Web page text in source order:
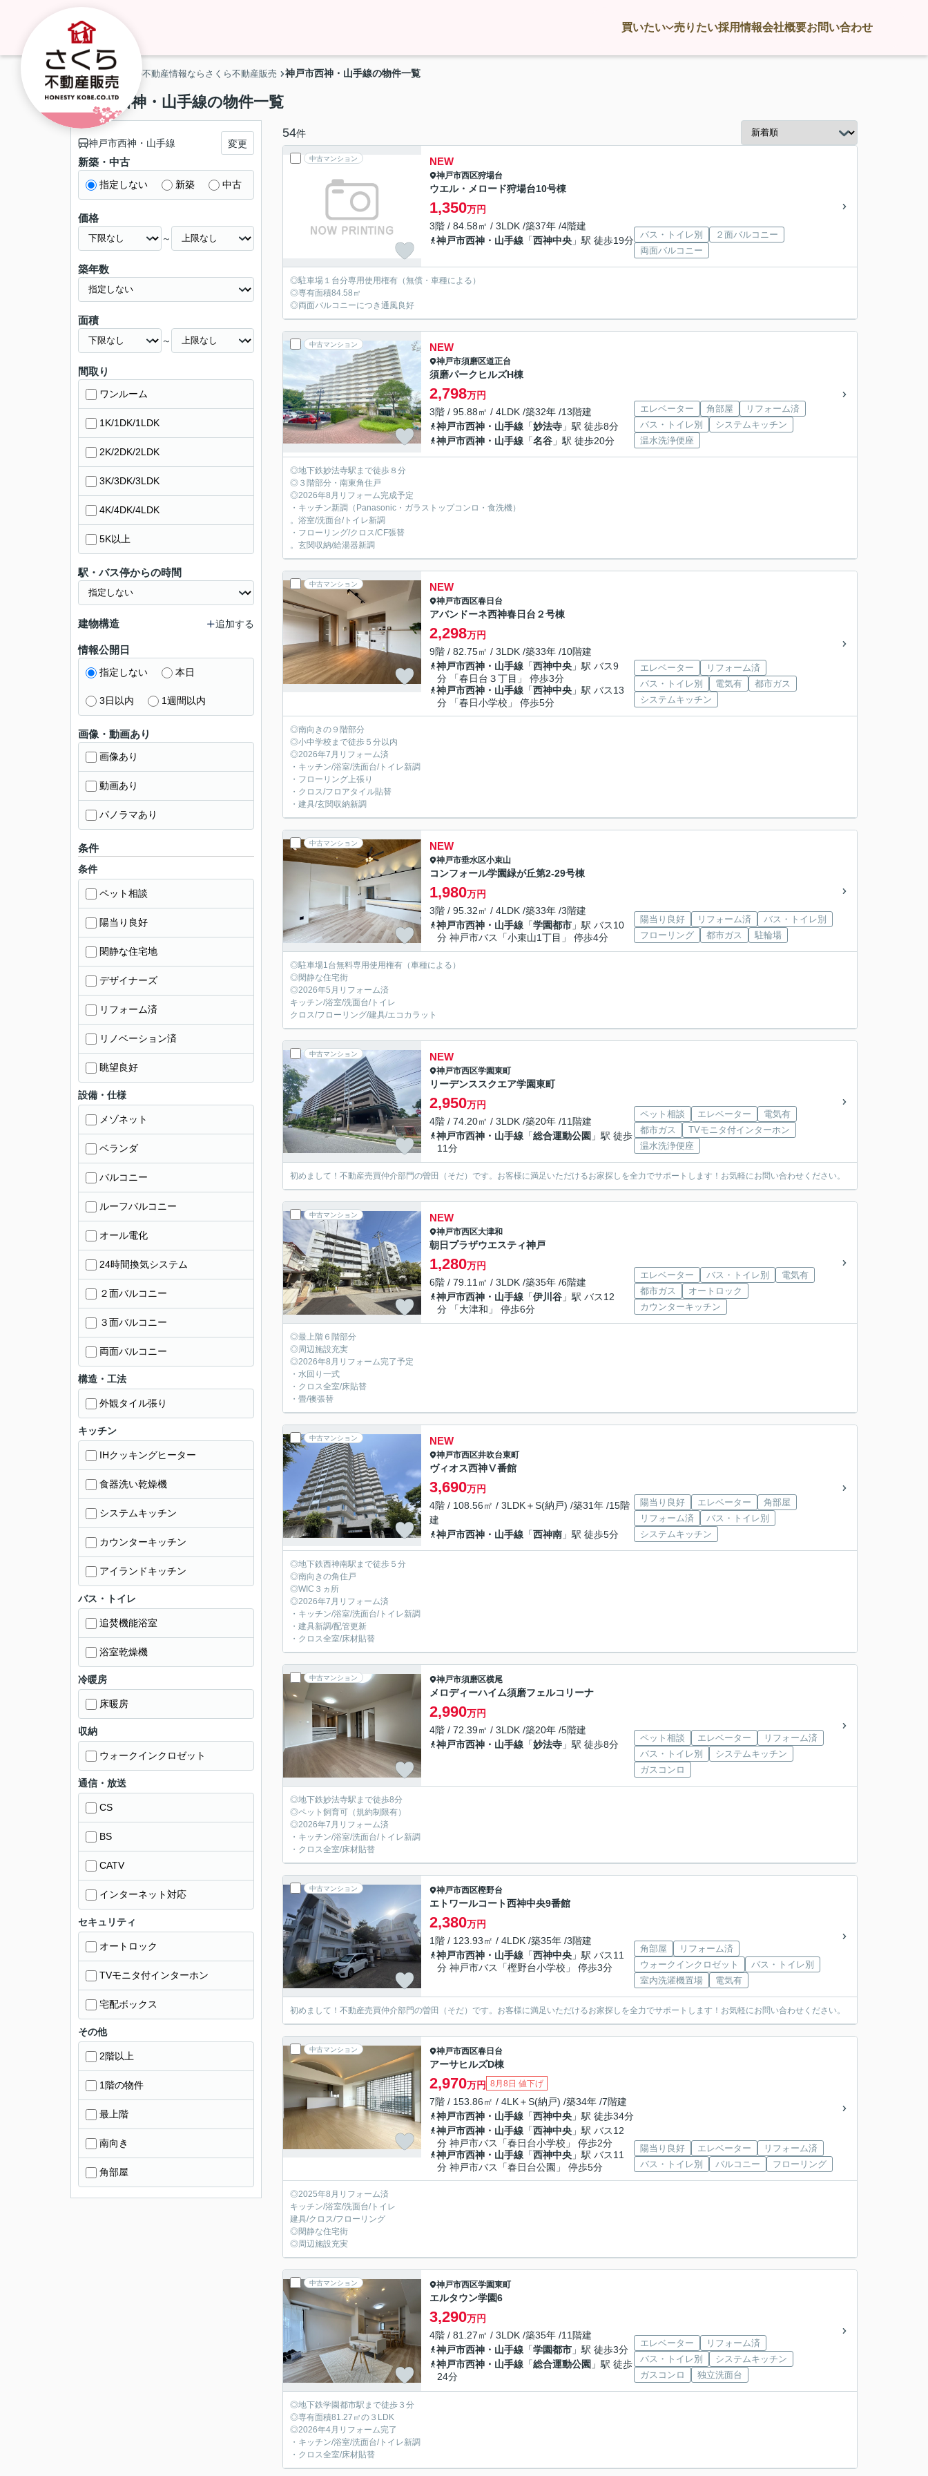
買いたい 売りたい採用情報会社概要お問い合わせ
神戸市・明石市の不動産情報ならさくら不動産販売 神戸市西神・山手線の物件一覧
神戸市西神・山手線の物件一覧
54件
中古マンション NEW
神戸市西区狩場台
ウエル・メロード狩場台10号棟
1,350万円
3階 / 84.58㎡ / 3LDK /築37年 /4階建
神戸市西神・山手線 「西神中央 」駅 徒歩19分
バス・トイレ別
２面バルコニー
両面バルコニー
◎駐車場１台分専用使用権有（無償・車種による）
◎専有面積84.58㎡
◎両面バルコニーにつき通風良好
中古マンション NEW
神戸市須磨区道正台
須磨パークヒルズH棟
2,798万円
3階 / 95.88㎡ / 4LDK /築32年 /13階建
神戸市西神・山手線 「妙法寺 」駅 徒歩8分
神戸市西神・山手線 「名谷 」駅 徒歩20分
エレベーター 角部屋
リフォーム済
バス・トイレ別
システムキッチン
温水洗浄便座
◎地下鉄妙法寺駅まで徒歩８分
◎３階部分・南東角住戸
◎2026年8月リフォーム完成予定
・キッチン新調（Panasonic・ガラストップコンロ・食洗機）
。浴室/洗面台/トイレ新調
・フローリング/クロス/CF張替
。玄関収納/給湯器新調
中古マンション NEW
神戸市西区春日台
アバンドーネ西神春日台２号棟
2,298万円
9階 / 82.75㎡ / 3LDK /築33年 /10階建
神戸市西神・山手線 「西神中央 」駅 バス9
分 「春日台３丁目」 停歩3分
神戸市西神・山手線 「西神中央 」駅 バス13
分 「春日小学校」 停歩5分
エレベーター
リフォーム済
バス・トイレ別
電気有
都市ガス
システムキッチン
◎南向きの９階部分
◎小中学校まで徒歩５分以内
◎2026年7月リフォーム済
・キッチン/浴室/洗面台/トイレ新調
・フローリング上張り
・クロス/フロアタイル貼替
・建具/玄関収納新調
中古マンション NEW
神戸市垂水区小束山
コンフォール学園緑が丘第2-29号棟
1,980万円
3階 / 95.32㎡ / 4LDK /築33年 /3階建
神戸市西神・山手線 「学園都市 」駅 バス10
分 神戸市バス「小束山1丁目」 停歩4分
陽当り良好 リフォーム済
バス・トイレ別
フローリング
都市ガス 駐輪場
◎駐車場1台無料専用使用権有（車種による）
◎閑静な住宅街
◎2026年5月リフォーム済
キッチン/浴室/洗面台/トイレ
クロス/フローリング/建具/エコカラット
中古マンション NEW
神戸市西区学園東町
リーデンススクエア学園東町
2,950万円
4階 / 74.20㎡ / 3LDK /築20年 /11階建
神戸市西神・山手線 「総合運動公園 」駅 徒歩
11分
ペット相談 エレベーター
電気有
都市ガス
TVモニタ付インターホン
温水洗浄便座
初めまして！不動産売買仲介部門の曽田（そだ）です。お客様に満足いただけるお家探しを全力でサポートします！お気軽にお問い合わせください。
中古マンション NEW
神戸市西区大津和
朝日プラザウエスティ神戸
1,280万円
6階 / 79.11㎡ / 3LDK /築35年 /6階建
神戸市西神・山手線 「伊川谷 」駅 バス12
分 「大津和」 停歩6分
エレベーター バス・トイレ別
電気有
都市ガス
オートロック
カウンターキッチン
◎最上階６階部分
◎周辺施設充実
◎2026年8月リフォーム完了予定
・水回り一式
・クロス全室/床貼替
・畳/襖張替
中古マンション NEW
神戸市西区井吹台東町
ヴィオス西神Ⅴ番館
3,690万円
4階 / 108.56㎡ / 3LDK＋S(納戸) /築31年 /15階
建
神戸市西神・山手線 「西神南 」駅 徒歩5分
陽当り良好 エレベーター
角部屋
リフォーム済
バス・トイレ別
システムキッチン
◎地下鉄西神南駅まで徒歩５分
◎南向きの角住戸
◎WIC３ヵ所
◎2026年7月リフォーム済
・キッチン/浴室/洗面台/トイレ新調
・建具新調/配管更新
・クロス全室/床材貼替
中古マンション 神戸市須磨区横尾
メロディーハイム須磨フェルコリーナ
2,990万円
4階 / 72.39㎡ / 3LDK /築20年 /5階建
神戸市西神・山手線 「妙法寺 」駅 徒歩8分
ペット相談 エレベーター
リフォーム済
バス・トイレ別
システムキッチン
ガスコンロ
◎地下鉄妙法寺駅まで徒歩8分
◎ペット飼育可（規約制限有）
◎2026年7月リフォーム済
・キッチン/浴室/洗面台/トイレ新調
・クロス全室/床材貼替
中古マンション 神戸市西区樫野台
エトワールコート西神中央9番館
2,380万円
1階 / 123.93㎡ / 4LDK /築35年 /3階建
神戸市西神・山手線 「西神中央 」駅 バス11
分 神戸市バス「樫野台小学校」 停歩3分
角部屋
リフォーム済
ウォークインクロゼット
バス・トイレ別
室内洗濯機置場
電気有
初めまして！不動産売買仲介部門の曽田（そだ）です。お客様に満足いただけるお家探しを全力でサポートします！お気軽にお問い合わせください。
中古マンション 神戸市西区春日台
アーサヒルズD棟
2,970万円 8月8日 値下げ
7階 / 153.86㎡ / 4LK＋S(納戸) /築34年 /7階建
神戸市西神・山手線 「西神中央 」駅 徒歩34分
神戸市西神・山手線 「西神中央 」駅 バス12
分 神戸市バス「春日台小学校」 停歩2分
神戸市西神・山手線 「西神中央 」駅 バス11
分 神戸市バス「春日台公園」 停歩5分
陽当り良好 エレベーター
リフォーム済
バス・トイレ別
バルコニー フローリング
◎2025年8月リフォーム済
キッチン/浴室/洗面台/トイレ
建具/クロス/フローリング
◎閑静な住宅街
◎周辺施設充実
中古マンション 神戸市西区学園東町
エルタウン学園6
3,290万円
4階 / 81.27㎡ / 3LDK /築35年 /11階建
神戸市西神・山手線 「学園都市 」駅 徒歩3分
神戸市西神・山手線 「総合運動公園 」駅 徒歩
24分
エレベーター
リフォーム済
バス・トイレ別
システムキッチン
ガスコンロ
独立洗面台
◎地下鉄学園都市駅まで徒歩３分
◎専有面積81.27㎡の３LDK
◎2026年4月リフォーム完了
・キッチン/浴室/洗面台/トイレ新調
・クロス全室/床材貼替
神戸市西神・山手線 変更
新築・中古
指定しない 新築 中古
価格
～
築年数
面積
～
間取り
ワンルーム
1K/1DK/1LDK
2K/2DK/2LDK
3K/3DK/3LDK
4K/4DK/4LDK
5K以上
駅・バス停からの時間
建物構造 追加する
情報公開日
指定しない 本日
3日以内 1週間以内
画像・動画あり
画像あり
動画あり
パノラマあり
条件
条件
ペット相談
陽当り良好
閑静な住宅地
デザイナーズ
リフォーム済
リノベーション済
眺望良好
設備・仕様
メゾネット
ベランダ
バルコニー
ルーフバルコニー
オール電化
24時間換気システム
２面バルコニー
３面バルコニー
両面バルコニー
構造・工法
外観タイル張り
キッチン
IHクッキングヒーター
食器洗い乾燥機
システムキッチン
カウンターキッチン
アイランドキッチン
バス・トイレ
追焚機能浴室
浴室乾燥機
冷暖房
床暖房
収納
ウォークインクロゼット
通信・放送
CS
BS
CATV
インターネット対応
セキュリティ
オートロック
TVモニタ付インターホン
宅配ボックス
その他
2階以上
1階の物件
最上階
南向き
角部屋